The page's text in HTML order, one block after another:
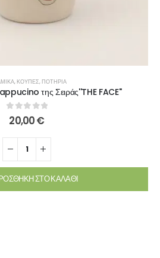
,ΚΟΎΠΕΣ,ΠΟΤΉΡΙΑ
της Σειράς''THE FACE''
0out of 5
20,00€
ΣΤΟ ΚΑΛΆΘΙ